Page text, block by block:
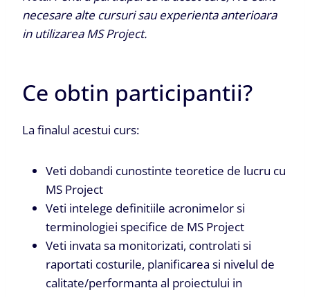
necesare alte cursuri sau experienta anterioara
in utilizarea MS Project.
Ce obtin participantii?
La finalul acestui curs:
Veti dobandi cunostinte teoretice de lucru cu
MS Project
Veti intelege definitiile acronimelor si
terminologiei specifice de MS Project
Veti invata sa monitorizati, controlati si
raportati costurile, planificarea si nivelul de
calitate/performanta al proiectului in